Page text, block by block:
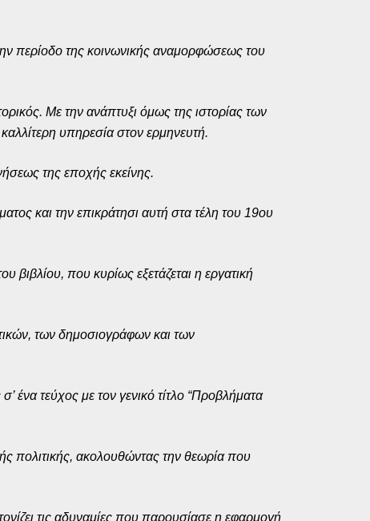
περίοδο της κοινωνικής αναμορφώσεως του
Με την ανάπτυξι όμως της ιστορίας των
υπηρεσία στον ερμηνευτή.
της εποχής εκείνης.
και την επικράτησι αυτή στα τέλη του 19ου
βιβλίου, που κυρίως εξετάζεται η εργατική
των δημοσιογράφων και των
ένα τεύχος με τον γενικό τίτλο “Προβλήματα
πολιτικής, ακολουθώντας την θεωρία που
τις αδυναμίες που παρουσίασε η εφαρμογή